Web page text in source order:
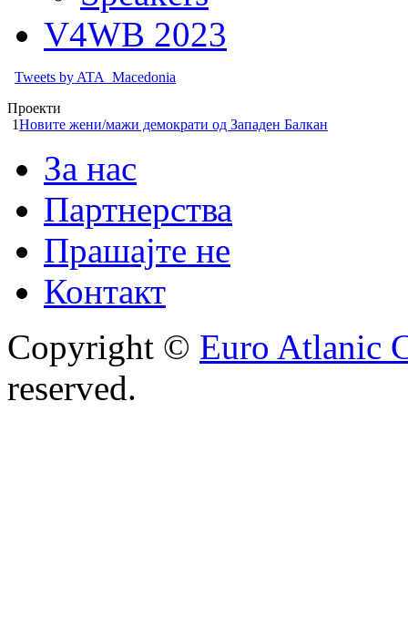
V4WB 2023
Tweets by ATA_Macedonia
Проекти
1Новите жени/мажи демократи од Западен Балкан
За нас
Партнерства
Прашајте не
Контакт
Copyright © Euro Atlanic
reserved.